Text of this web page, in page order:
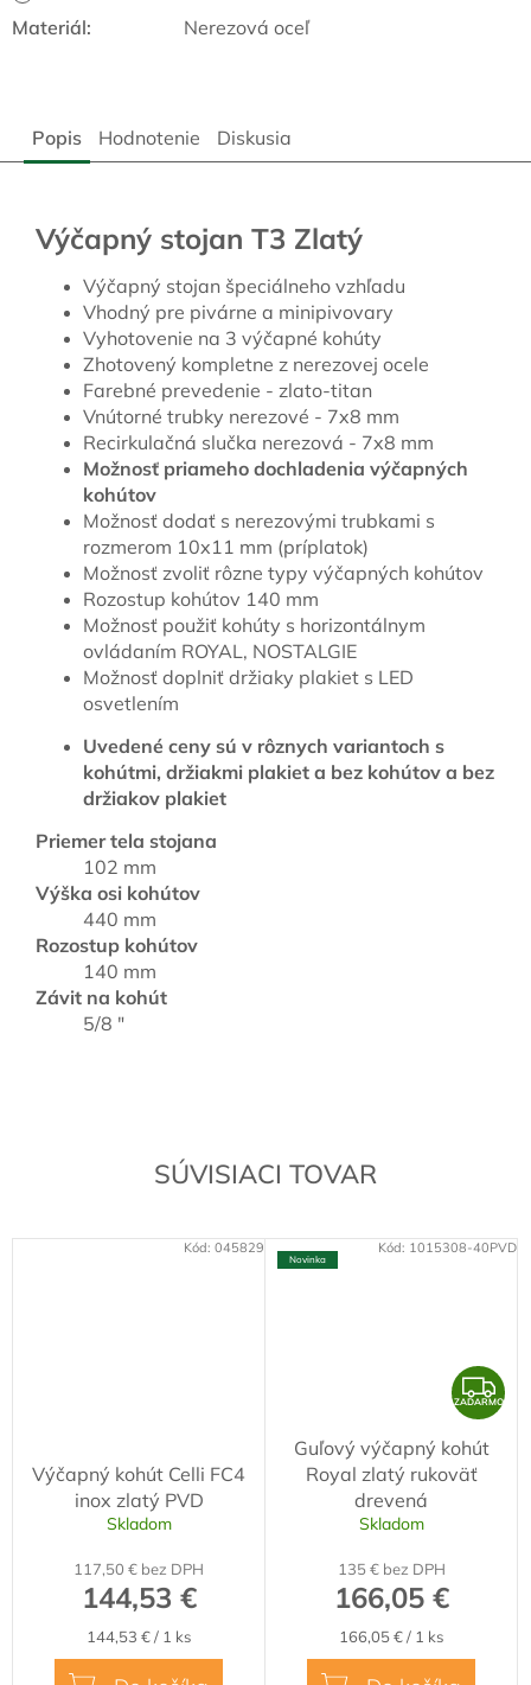
Materiál: Nerezová oceľ
SÚVISIACI TOVAR
Výčapný kohút Celli FC4
inox zlatý PVD
Skladom
117,50 € bez DPH
144,53 €
Jednotková
cena:
144,53 € / 1 ks
Kód: 045829
Novinka
Z
A
ZADARMO
Guľový výčapný kohút
Royal zlatý rukoväť
drevená
Skladom
135 € bez DPH
166,05 €
Jednotková
cena:
166,05 € / 1 ks
Kód: 1015308-40PVD
Popis Hodnotenie Diskusia
Výčapný stojan T3 Zlatý
Výčapný stojan špeciálneho vzhľadu
Vhodný pre pivárne a minipivovary
Vyhotovenie na 3 výčapné kohúty
Zhotovený kompletne z nerezovej ocele
Farebné prevedenie - zlato-titan
Vnútorné trubky nerezové - 7x8 mm
Recirkulačná slučka nerezová - 7x8 mm
Možnosť priameho dochladenia výčapných
kohútov
Možnosť dodať s nerezovými trubkami s
rozmerom 10x11 mm (príplatok)
Možnosť zvoliť rôzne typy výčapných kohútov
Rozostup kohútov 140 mm
Možnosť použiť kohúty s horizontálnym
ovládaním ROYAL, NOSTALGIE
Možnosť doplniť držiaky plakiet s LED
osvetlením
Uvedené ceny sú v rôznych variantoch s
kohútmi, držiakmi plakiet a bez kohútov a bez
držiakov plakiet
Priemer tela stojana
102 mm
Výška osi kohútov
440 mm
Rozostup kohútov
140 mm
Závit na kohút
5/8 "